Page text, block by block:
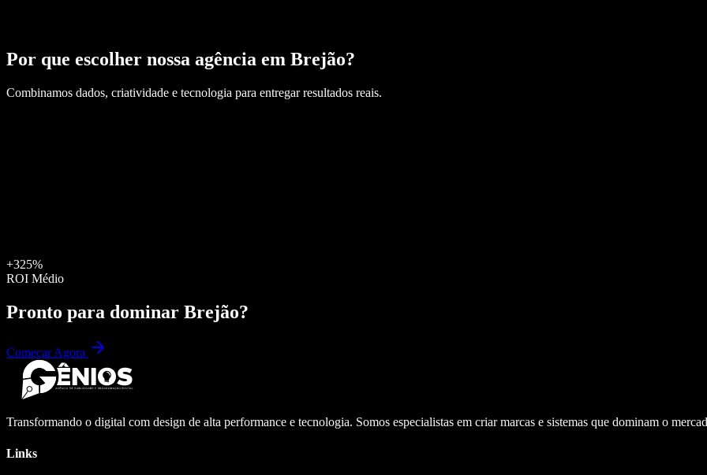
Por que escolher nossa agência em Brejão?
Combinamos dados, criatividade e tecnologia para entregar resultados reais.
+325%
ROI Médio
Pronto para dominar Brejão?
Começar Agora
Transformando o digital com design de alta performance e tecnologia. Somos especialistas em criar marcas e sistemas que dominam o
Links